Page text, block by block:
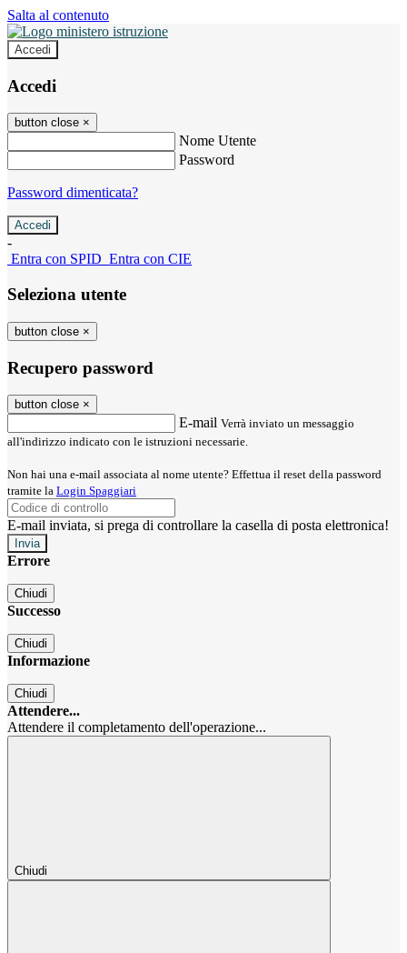
Salta al contenuto
Accedi
Accedi
button close ×
Nome Utente
Password
Password dimenticata?
-
Entra con SPID Entra con CIE
Seleziona utente
button close ×
Recupero password
button close ×
E-mail Verrà inviato un messaggio
all'indirizzo indicato con le istruzioni necessarie.
Non hai una e-mail associata al nome utente? Effettua il reset della password
tramite la Login Spaggiari
E-mail inviata, si prega di controllare la casella di posta elettronica!
Errore
Chiudi
Successo
Chiudi
Informazione
Chiudi
Attendere...
Attendere il completamento dell'operazione...
Chiudi